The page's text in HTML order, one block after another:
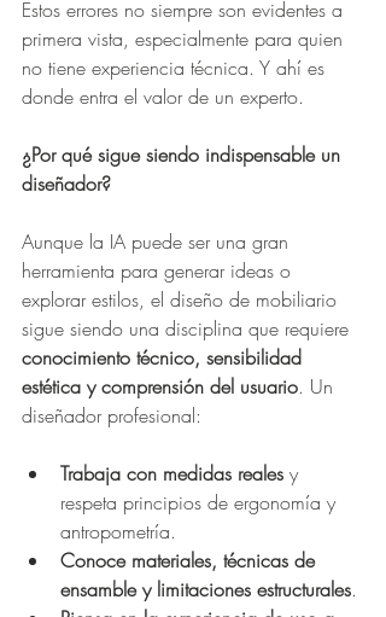
Estos errores no siempre son evidentes a
primera vista, especialmente para quien
no tiene experiencia técnica. Y ahí es
donde entra el valor de un experto.
¿Por qué sigue siendo indispensable un
diseñador?
Aunque la IA puede ser una gran
herramienta para generar ideas o
explorar estilos, el diseño de mobiliario
sigue siendo una disciplina que requiere
conocimiento técnico, sensibilidad
estética y comprensión del usuario. Un
diseñador profesional:
Trabaja con medidas reales y
respeta principios de ergonomía y
antropometría.
Conoce materiales, técnicas de
ensamble y limitaciones estructurales.